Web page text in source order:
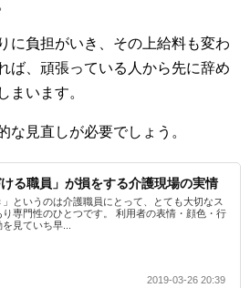
に負担がいき、その上給料も変わ
ば、頑張っている人から先に辞め
まいます。
な見直しが必要でしょう。
ける職員」が損をする介護現場の実情
」というのは介護職員にとって、とても大切なス
り専門性のひとつです。 利用者の表情・顔色・行
見ていち早...
2019-03-26 20:39